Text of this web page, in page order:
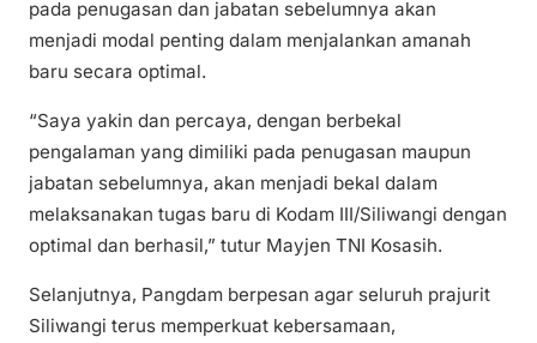
pada penugasan dan jabatan sebelumnya akan
menjadi modal penting dalam menjalankan amanah
baru secara optimal.
“Saya yakin dan percaya, dengan berbekal
pengalaman yang dimiliki pada penugasan maupun
jabatan sebelumnya, akan menjadi bekal dalam
melaksanakan tugas baru di Kodam III/Siliwangi dengan
optimal dan berhasil,” tutur Mayjen TNI Kosasih.
Selanjutnya, Pangdam berpesan agar seluruh prajurit
Siliwangi terus memperkuat kebersamaan,